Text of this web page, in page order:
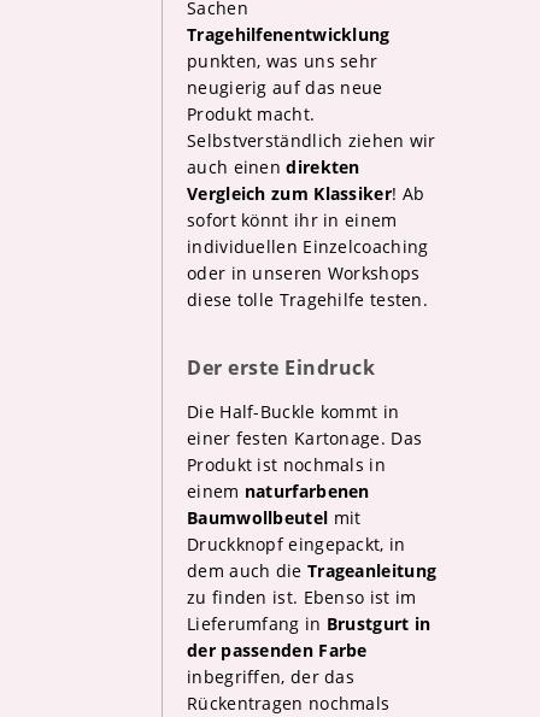
Sachen
Tragehilfenentwicklung
punkten, was uns sehr
neugierig auf das neue
Produkt macht.
Selbstverständlich ziehen wir
auch einendirekten
Vergleich zum Klassiker! Ab
sofort könnt ihr in einem
individuellen Einzelcoaching
oder in unseren Workshops
diese tolle Tragehilfe testen.
Der erste Eindruck
Die Half-Buckle kommt in
einer festen Kartonage. Das
Produkt ist nochmals in
einem naturfarbenen
Baumwollbeutel mit
Druckknopf eingepackt, in
dem auch die Trageanleitung
zu finden ist. Ebenso ist im
Lieferumfang in Brustgurt in
der passenden Farbe
inbegriffen, der das
Rückentragen nochmals